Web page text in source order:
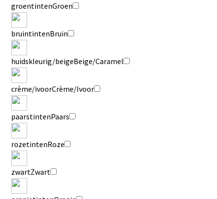
groentintenGroen
bruintintenBruin
huidskleurig/beigeBeige/Caramel
crème/ivoorCrème/Ivoor
paarstintenPaars
rozetintenRoze
zwartZwart